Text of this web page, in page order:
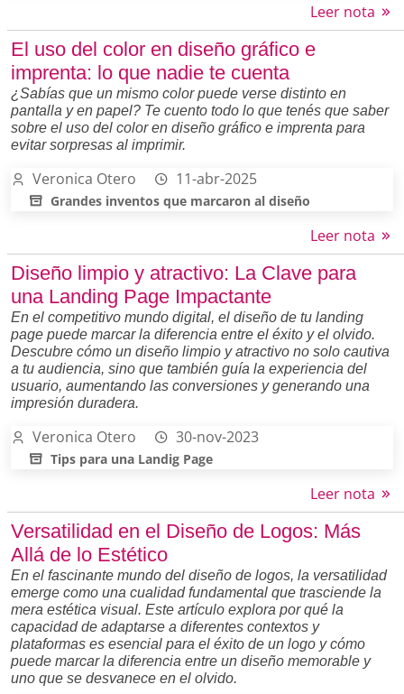
Leer nota
El uso del color en diseño gráfico e
imprenta: lo que nadie te cuenta
¿Sabías que un mismo color puede verse distinto en
pantalla y en papel? Te cuento todo lo que tenés que saber
sobre el uso del color en diseño gráfico e imprenta para
evitar sorpresas al imprimir.
Veronica Otero 11-abr-2025
Grandes inventos que marcaron al diseño
Leer nota
Diseño limpio y atractivo: La Clave para
una Landing Page Impactante
En el competitivo mundo digital, el diseño de tu landing
page puede marcar la diferencia entre el éxito y el olvido.
Descubre cómo un diseño limpio y atractivo no solo cautiva
a tu audiencia, sino que también guía la experiencia del
usuario, aumentando las conversiones y generando una
impresión duradera.
Veronica Otero 30-nov-2023
Tips para una Landig Page
Leer nota
Versatilidad en el Diseño de Logos: Más
Allá de lo Estético
En el fascinante mundo del diseño de logos, la versatilidad
emerge como una cualidad fundamental que trasciende la
mera estética visual. Este artículo explora por qué la
capacidad de adaptarse a diferentes contextos y
plataformas es esencial para el éxito de un logo y cómo
puede marcar la diferencia entre un diseño memorable y
uno que se desvanece en el olvido.